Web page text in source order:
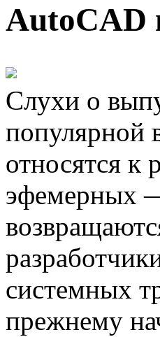
AutoCAD
Слухи о
популярной
относятся к
эфемерных
системных
прежнему